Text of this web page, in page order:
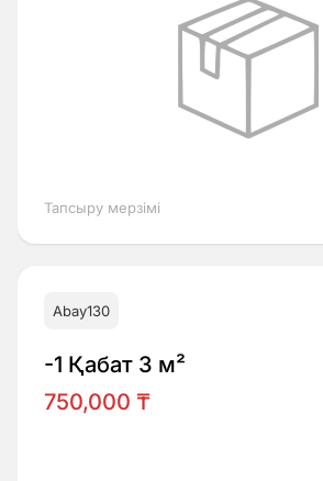
Тапсыру мерзімі
Abay130
-1 Қабат 3 м²
750,000 ₸